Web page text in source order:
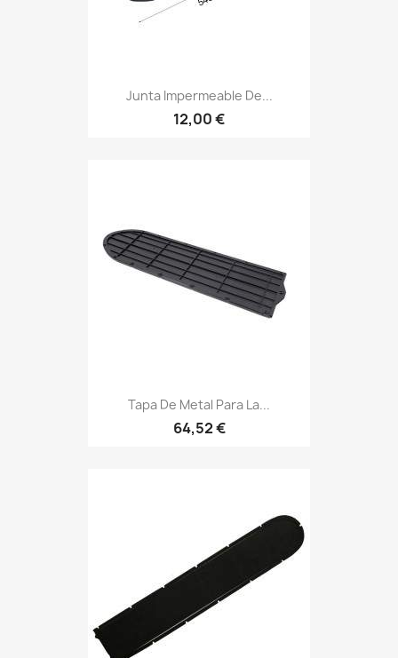
Junta Impermeable De...
12,00 €
Tapa De Metal Para La...
64,52 €